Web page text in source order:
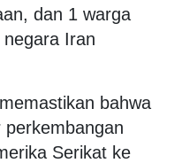
dan 1 warga
Iran
bahwa
Serikat ke